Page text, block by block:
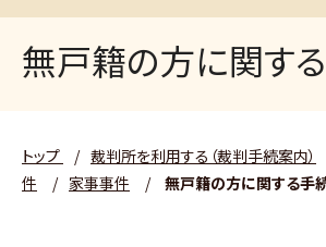
無戸籍の方に関す
トップ / 裁判所を利用する（裁判手続案内）
件
/ 家事事件 / 無戸籍の方に関する手